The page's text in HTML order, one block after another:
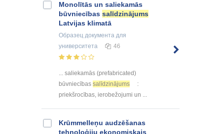
Monolītās un saliekamās
būvniecības salīdzinājums
Latvijas klimatā
Образец документа для
университета
46
... saliekamās (prefabricated)
būvniecības salīdzinājums
:
priekšrocības, ierobežojumi un ...
Krūmmelleņu audzēšanas
tehnoloģiju ekonomiskais